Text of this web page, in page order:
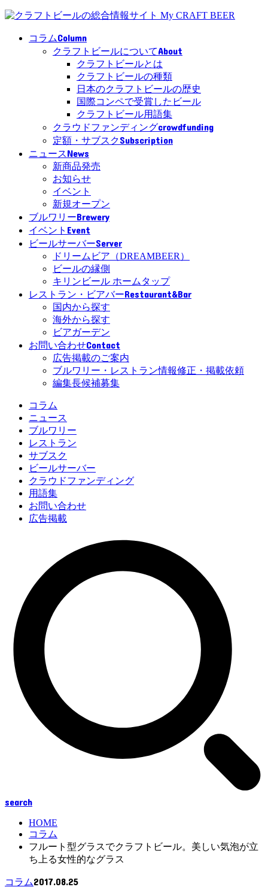
コラムColumn
クラフトビールについてAbout
クラフトビールとは
クラフトビールの種類
日本のクラフトビールの歴史
国際コンペで受賞したビール
クラフトビール用語集
クラウドファンディングcrowdfunding
定額・サブスクSubscription
ニュースNews
新商品発売
お知らせ
イベント
新規オープン
ブルワリーBrewery
イベント Event
ビールサーバーServer
ドリームビア（DREAMBEER）
ビールの縁側
キリンビール ホームタップ
レストラン・ビアバーRestaurant&Bar
国内から探す
海外から探す
ビアガーデン
お問い合わせContact
広告掲載のご案内
ブルワリー・レストラン情報修正・掲載依頼
編集長候補募集
コラム
ニュース
ブルワリー
レストラン
サブスク
ビールサーバー
クラウドファンディング
用語集
お問い合わせ
広告掲載
search
HOME
コラム
フルート型グラスでクラフトビール。美しい気泡が立
ち上る女性的なグラス
コラム2017.08.25